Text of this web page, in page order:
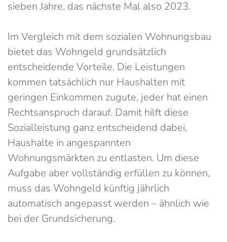
sieben Jahre, das nächste Mal also 2023.
Im Vergleich mit dem sozialen Wohnungsbau
bietet das Wohngeld grundsätzlich
entscheidende Vorteile. Die Leistungen
kommen tatsächlich nur Haushalten mit
geringen Einkommen zugute, jeder hat einen
Rechtsanspruch darauf. Damit hilft diese
Sozialleistung ganz entscheidend dabei,
Haushalte in angespannten
Wohnungsmärkten zu entlasten. Um diese
Aufgabe aber vollständig erfüllen zu können,
muss das Wohngeld künftig jährlich
automatisch angepasst werden – ähnlich wie
bei der Grundsicherung.